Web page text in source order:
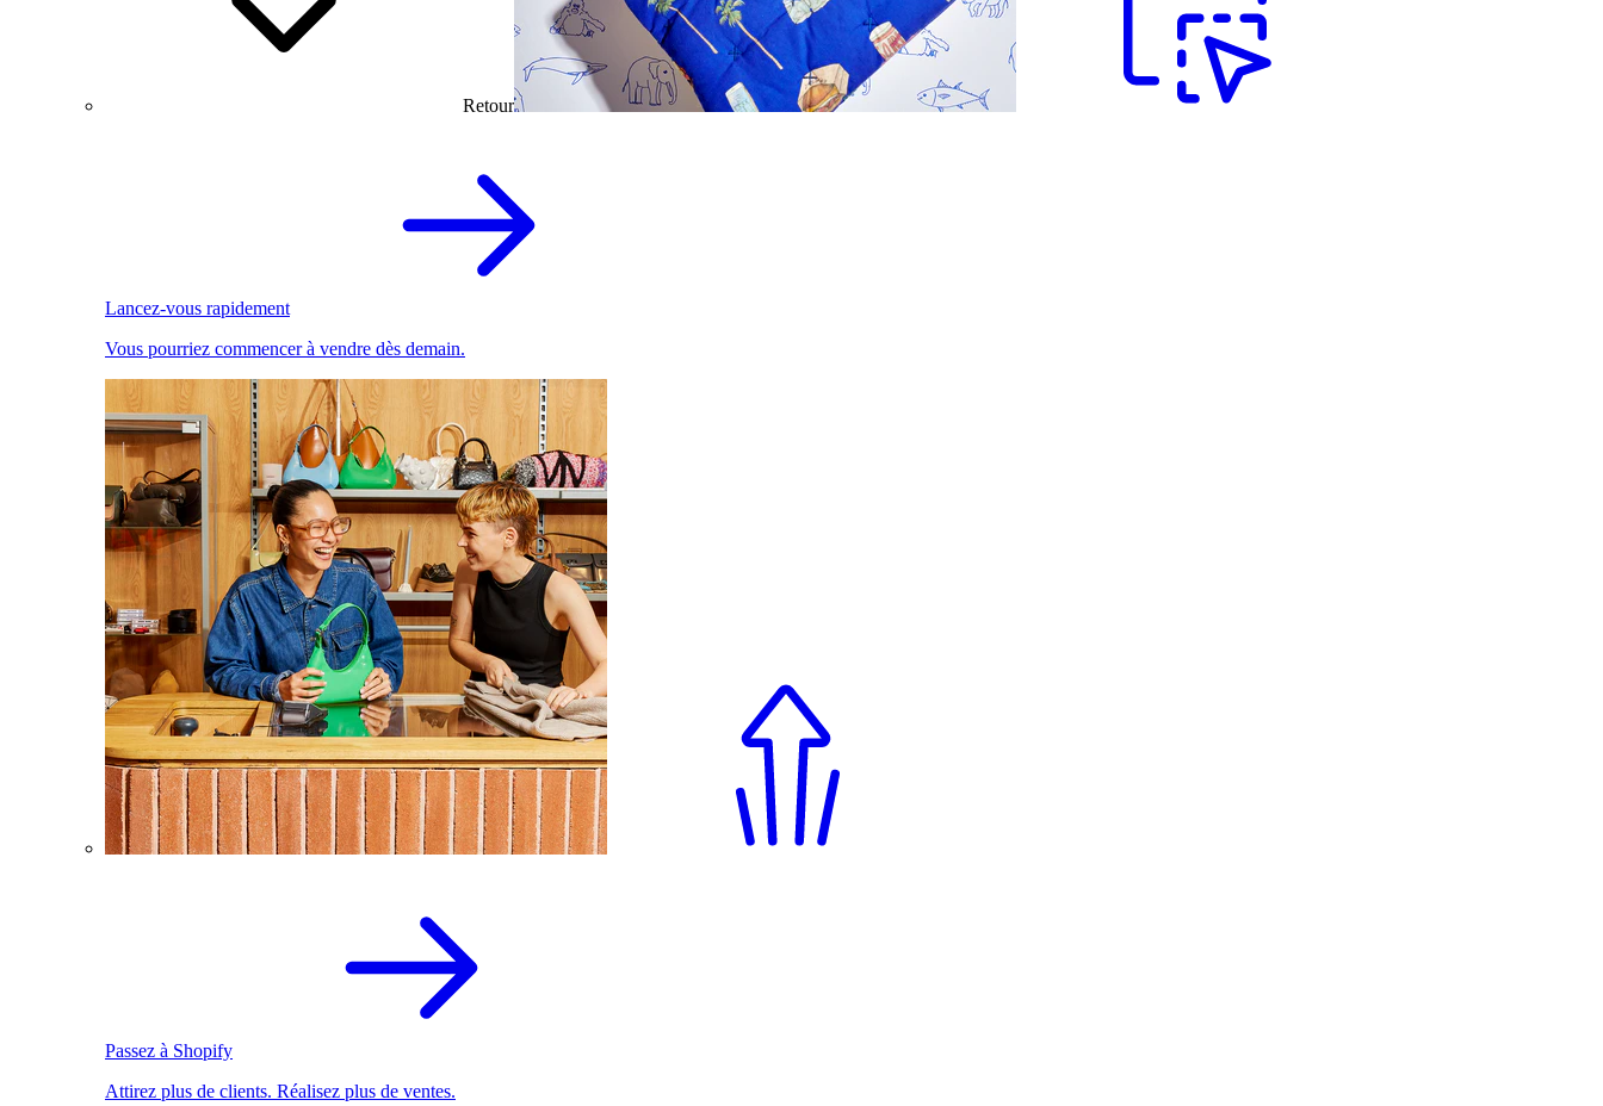
Retour
Lancez-vous rapidement
Vous pourriez commencer à vendre dès demain.
Passez à Shopify
Attirez plus de clients. Réalisez plus de ventes.